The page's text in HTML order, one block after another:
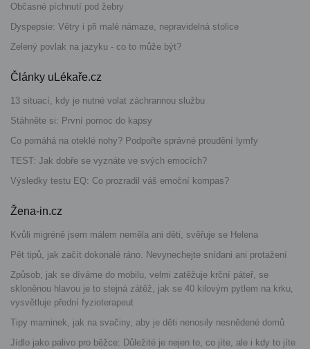
Občasné píchnutí pod žebry
Dyspepsie: Větry i při malé námaze, nepravidelná stolice
Zelený povlak na jazyku - co to může být?
Články uLékaře.cz
13 situací, kdy je nutné volat záchrannou službu
Stáhněte si: První pomoc do kapsy
Co pomáhá na oteklé nohy? Podpořte správné proudění lymfy
TEST: Jak dobře se vyznáte ve svých emocích?
Výsledky testu EQ: Co prozradil váš emoční kompas?
Žena-in.cz
Kvůli migréně jsem málem neměla ani děti, svěřuje se Helena
Pět tipů, jak začít dokonalé ráno. Nevynechejte snídani ani protažení
Způsob, jak se díváme do mobilu, velmi zatěžuje krční páteř, se
skloněnou hlavou je to stejná zátěž, jak se 40 kilovým pytlem na krku,
vysvětluje přední fyzioterapeut
Tipy maminek, jak na svačiny, aby je děti nenosily nesnědené domů
Jídlo jako palivo pro běžce: Důležité je nejen to, co jíte, ale i kdy to jíte